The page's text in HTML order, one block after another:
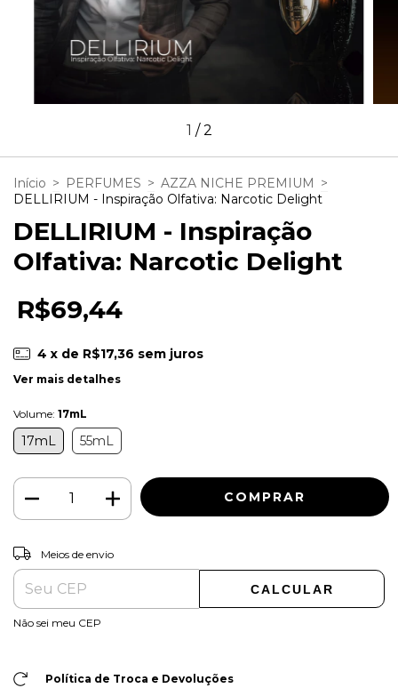
1 /2
Início > PERFUMES > AZZA NICHE PREMIUM >
DELLIRIUM - Inspiração Olfativa: Narcotic Delight
DELLIRIUM - Inspiração
Olfativa: Narcotic Delight
R$69,44
4 x de R$17,36 sem juros
Ver mais detalhes
Volume: 17mL
17mL 55mL
Entregas para o CEP:
Meios de envio
CALCULAR
Não sei meu CEP
Política de Troca e Devoluções